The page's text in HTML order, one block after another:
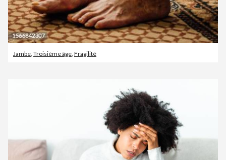
Jambe Troisième âge Fragilité